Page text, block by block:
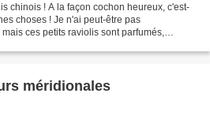
chinois ! A la façon cochon heureux, c'est-
choses ! Je n'ai peut-être pas
ces petits raviolis sont parfumés,
méridionales